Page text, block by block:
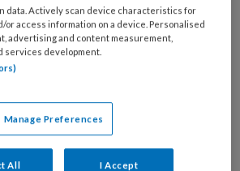
vaak voor bij mensen met
en diabetes mellitus
precies, dat was nog niet
keken
– onder andere met
data. Actively scan device characteristics for
or access information on a device. Personalised
advertising and content measurement,
services development.
Manage Preferences
All I Accept